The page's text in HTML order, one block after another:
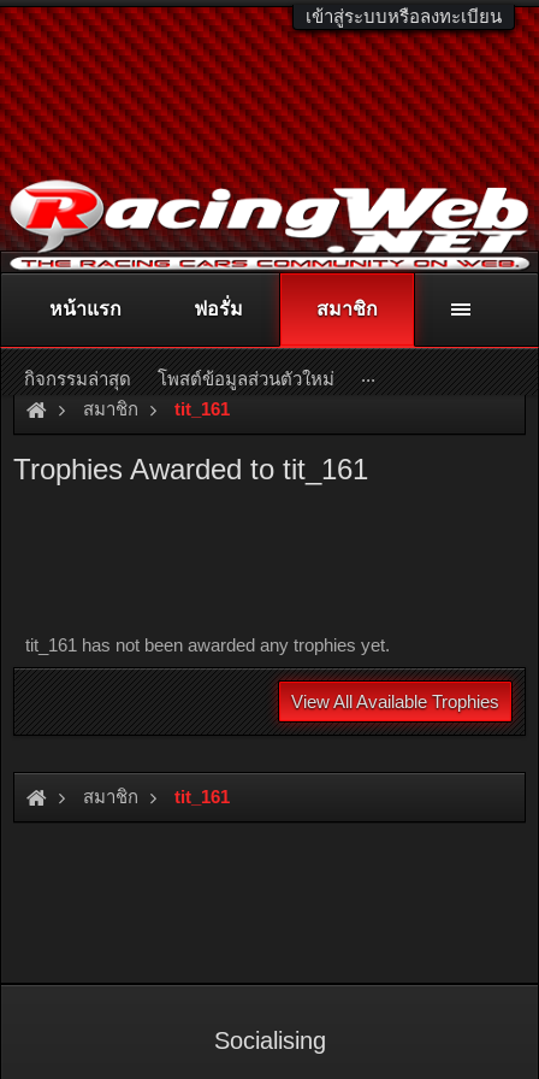
เข้าสู่ระบบหรือลงทะเบียน
ติดต่อลงโฆษณา racingweb@gmail.comหรือโทร. 081-811-1138
หรืออ่านรายละเอียดเพิ่มเติม คลิกที่นี่
สมาชิก tit_161
Trophies Awarded to tit_161
tit_161 has not been awarded any trophies yet.
View All Available Trophies
สมาชิก tit_161
หน้าแรก ฟอรั่ม สมาชิก
กิจกรรมล่าสุด โพสต์ข้อมูลส่วนตัวใหม่ ...
Socialising